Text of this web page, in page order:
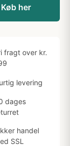
Køb her
fragt over kr.
levering
dages
handel
SSL